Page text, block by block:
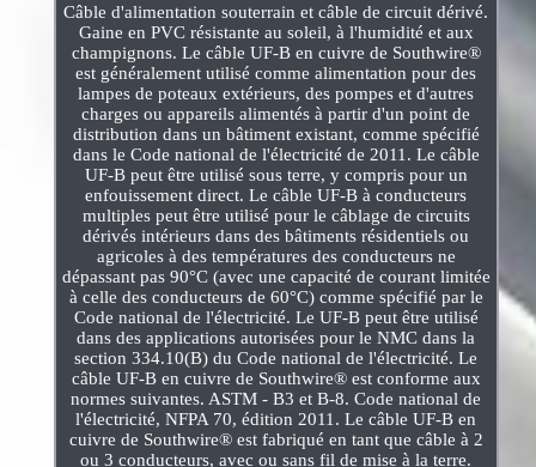
Câble d'alimentation souterrain et câble de circuit dérivé.
Gaine en PVC résistante au soleil, à l'humidité et aux
champignons. Le câble UF-B en cuivre de Southwire®
est généralement utilisé comme alimentation pour des
lampes de poteaux extérieurs, des pompes et d'autres
charges ou appareils alimentés à partir d'un point de
distribution dans un bâtiment existant, comme spécifié
dans le Code national de l'électricité de 2011. Le câble
UF-B peut être utilisé sous terre, y compris pour un
enfouissement direct. Le câble UF-B à conducteurs
multiples peut être utilisé pour le câblage de circuits
dérivés intérieurs dans des bâtiments résidentiels ou
agricoles à des températures des conducteurs ne
dépassant pas 90°C (avec une capacité de courant limitée
à celle des conducteurs de 60°C) comme spécifié par le
Code national de l'électricité. Le UF-B peut être utilisé
dans des applications autorisées pour le NMC dans la
section 334.10(B) du Code national de l'électricité. Le
câble UF-B en cuivre de Southwire® est conforme aux
normes suivantes. ASTM - B3 et B-8. Code national de
l'électricité, NFPA 70, édition 2011. Le câble UF-B en
cuivre de Southwire® est fabriqué en tant que câble à 2
ou 3 conducteurs, avec ou sans fil de mise à la terre.